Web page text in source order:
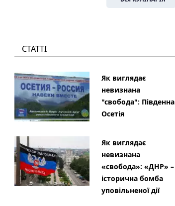
СТАТТІ
Як виглядає
невизнана
"свобода": Південна
Осетія
Як виглядає
невизнана
«свобода»: «ДНР» –
історична бомба
уповільненої дії